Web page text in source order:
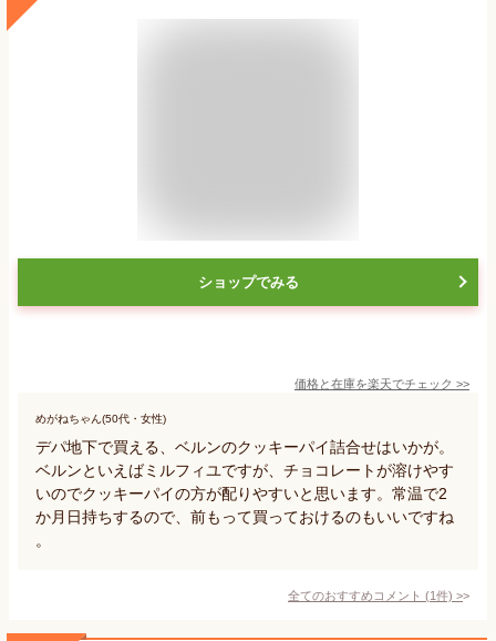
ショップでみる
価格と在庫を楽天でチェック >>
めがねちゃん(50代・女性)
デパ地下で買える、ベルンのクッキーパイ詰合せはいかが。
ベルンといえばミルフィユですが、チョコレートが溶けやす
いのでクッキーパイの方が配りやすいと思います。常温で2
か月日持ちするので、前もって買っておけるのもいいですね
。
全てのおすすめコメント (1件) >